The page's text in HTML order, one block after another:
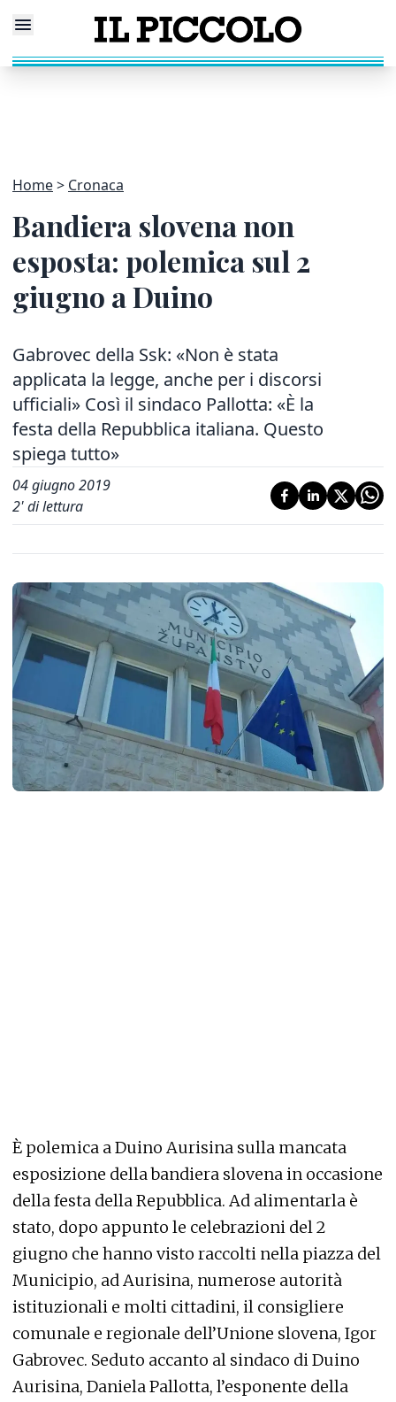
Home Cronaca
Bandiera slovena non
esposta: polemica sul 2
giugno a Duino
Gabrovec della Ssk: «Non è stata
applicata la legge, anche per i discorsi
ufficiali» Così il sindaco Pallotta: «È la
festa della Repubblica italiana. Questo
spiega tutto»
04 giugno 2019
2' di lettura
È polemica a Duino Aurisina sulla mancata
esposizione della bandiera slovena in occasione
della festa della Repubblica. Ad alimentarla è
stato, dopo appunto le celebrazioni del 2
giugno che hanno visto raccolti nella piazza del
Municipio, ad Aurisina, numerose autorità
istituzionali e molti cittadini, il consigliere
comunale e regionale dell’Unione slovena, Igor
Gabrovec. Seduto accanto al sindaco di Duino
Aurisina, Daniela Pallotta, l’esponente della